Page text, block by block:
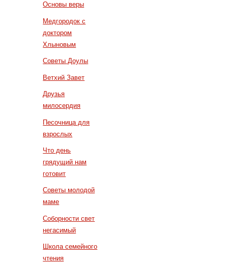
Основы веры
Медгородок с
доктором
Хлыновым
Советы Доулы
Ветхий Завет
Друзья
милосердия
Песочница для
взрослых
Что день
грядущий нам
готовит
Советы молодой
маме
Соборности свет
негасимый
Школа семейного
чтения